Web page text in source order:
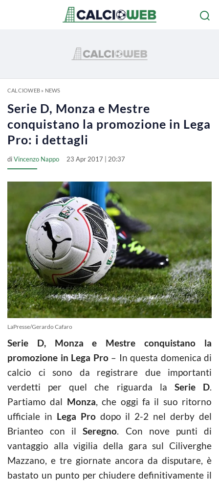
CALCIOWEB» NEWS
Serie D, Monza e Mestre
conquistano la promozione in Lega
Pro: i dettagli
diVincenzo Nappo 23 Apr 2017 | 20:37
LaPresse/Gerardo Cafaro
Serie D, Monza e Mestre conquistano la
promozione in Lega Pro– In questa domenica di
calcio ci sono da registrare due importanti
verdetti per quel che riguarda la Serie D.
Partiamo dal Monza, che oggi fa il suo ritorno
ufficiale in Lega Prodopo il 2-2 nel derby del
Brianteo con ilSeregno. Con nove punti di
vantaggio alla vigilia della gara sul Ciliverghe
Mazzano, e tre giornate ancora da disputare, è
bastato un punto per chiudere definitivamente il